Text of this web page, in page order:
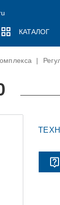
КАТАЛОГ
ПРОДУКЦИЯ
|